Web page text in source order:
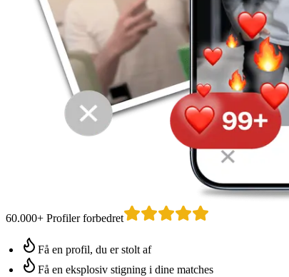
60.000+ Profiler forbedret
Få en profil, du er stolt af
Få en eksplosiv stigning i dine matches